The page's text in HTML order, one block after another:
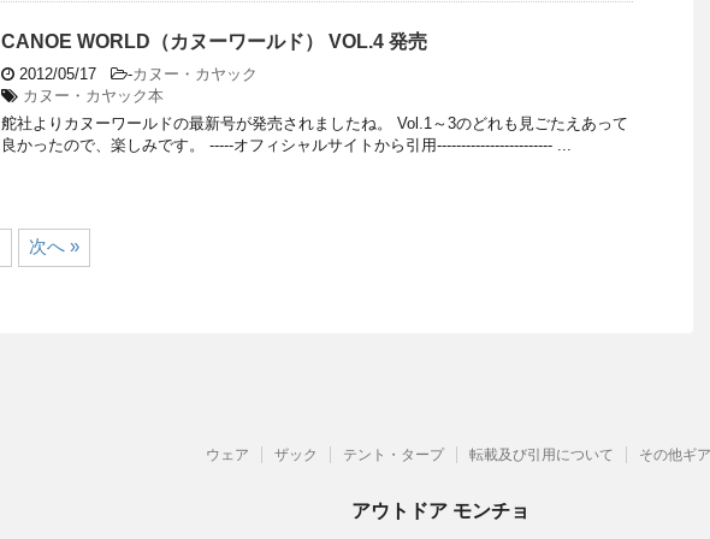
CANOE WORLD（カヌーワールド） VOL.4 発売
2012/05/17 -カヌー・カヤック
カヌー・カヤック本
舵社よりカヌーワールドの最新号が発売されましたね。 Vol.1～3のどれも見ごたえあって
良かったので、楽しみです。 -----オフィシャルサイトから引用------------------------ ...
次へ »
ウェア ザック テント・タープ 転載及び引用について その他ギア
アウトドア モンチョ